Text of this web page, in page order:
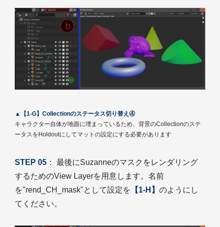
▲【1-G】Collectionのステータス切り替え④
キャラクター自体が地面に埋まっているため、背景のCollectionのステ
ータスをHoldoutにしてマットの設定にする必要があります
STEP 05 ： 最後にSuzanneのマスクをレンダリング
するためのView Layerを用意します。名前
を"rend_CH_mask"として設定を 【1-H】 のようにし
てください。